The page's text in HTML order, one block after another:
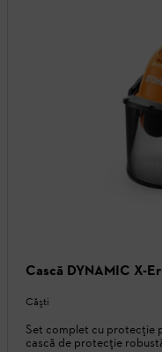
Cască DYNAMIC X-
Căşti
Set complet cu protecție
cască de protecție